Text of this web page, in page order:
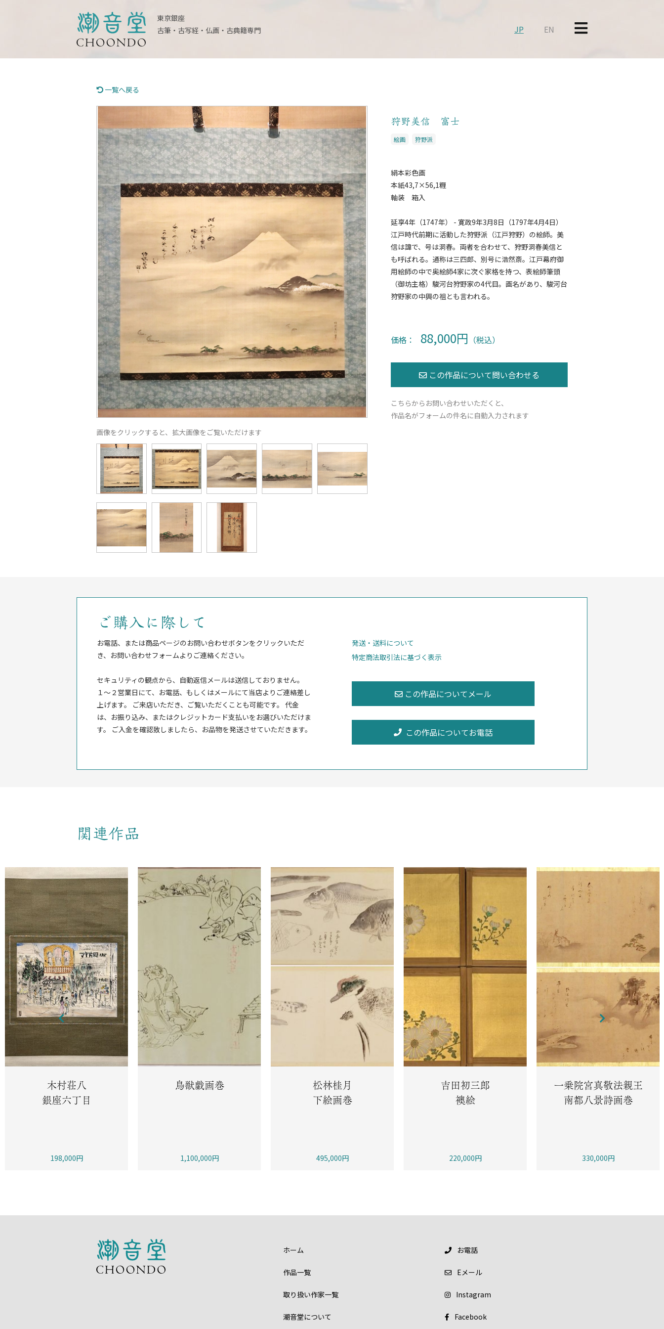
東京銀座
古筆・古写経・仏画・古典籍専門
JP EN
一覧へ戻る
画像をクリックすると、拡大画像をご覧いただけます
狩野美信 富士
絵画 狩野派
絹本彩色画
本紙43,7×56,1糎
軸装 箱入
延享4年（1747年） - 寛政9年3月8日（1797年4月4日）
江戸時代前期に活動した狩野派（江戸狩野）の絵師。美
信は諱で、号は洞春。両者を合わせて、狩野洞春美信と
も呼ばれる。通称は三四郎、別号に浩然斎。江戸幕府御
用絵師の中で奥絵師4家に次ぐ家格を持つ、表絵師筆頭
（御坊主格）駿河台狩野家の4代目。画名があり、駿河台
狩野家の中興の祖とも言われる。
価格： 88,000円 （税込）
こちらからお問い合わせいただくと、
作品名がフォームの件名に自動入力されます
ご購入に際して
お電話、または商品ページのお問い合わせボタンをクリックいただ
き、お問い合わせフォームよりご連絡ください。
セキュリティの観点から、自動返信メールは送信しておりません。
１〜２営業日にて、お電話、もしくはメールにて当店よりご連絡差し
上げます。 ご来店いただき、ご覧いただくことも可能です。 代金
は、お振り込み、またはクレジットカード支払いをお選びいただけま
す。 ご入金を確認致しましたら、お品物を発送させていただきます。
発送・送料について
特定商法取引法に基づく表示
この作品についてお電話
関連作品
木村荘八
銀座六丁目
198,000円
鳥獣戯画巻
1,100,000円
松林桂月
下絵画巻
495,000円
吉田初三郎
襖絵
220,000円
一乗院宮真敬法親王
南都八景詩画巻
330,000円
ホーム
作品一覧
取り扱い作家一覧
潮音堂について
お電話
E メール
Instagram
Facebook